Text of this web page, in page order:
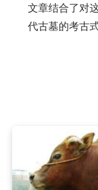
文章结合了对
代古墓的考古
代